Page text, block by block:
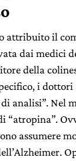
attribuito il
dai medici
della
i
analisi”. Nel
“atropina”.
assumere